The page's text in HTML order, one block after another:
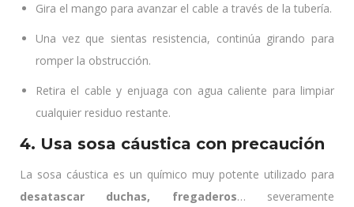
Gira el mango para avanzar el cable a través de la tubería.
Una vez que sientas resistencia, continúa girando para
romper la obstrucción.
Retira el cable y enjuaga con agua caliente para limpiar
cualquier residuo restante.
4. Usa sosa cáustica con precaución
La sosa cáustica es un químico muy potente utilizado para
desatascar duchas, fregaderos… severamente